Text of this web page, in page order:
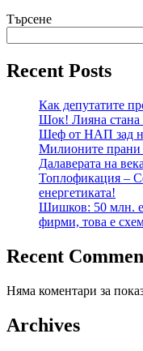
Търсене
Recent Posts
Как депутатите
Шок! Лияна стана
Шеф от НАП зад
Милионите
Далаверата на
Топлофикация –
енергетиката!
Шишков: 50 млн.
фирми, това е
Recent
Няма коментари за
Archives